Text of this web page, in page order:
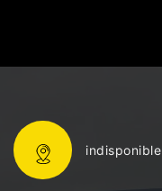
indisponible